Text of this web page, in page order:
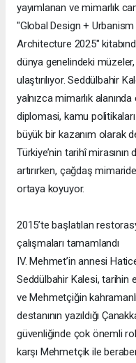
yayımlanan ve mimarlık
"Global Design +
Architecture 2025"
dünya genelindeki
ulaştırılıyor. Seddülbahir
yalnızca mimarlık
diplomasi, kamu politikaları
büyük bir kazanım olarak
Türkiye’nin tarihî
artırırken, çağdaş
ortaya koyuyor.
2015’te başlatılan
çalışmaları tamamlandı
IV. Mehmet’in annesi
Seddülbahir Kalesi, tarihin
ve Mehmetçiğin
destanının yazıldığı
güvenliğinde çok önemli rol
karşı Mehmetçik ile